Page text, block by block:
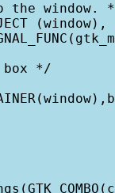
the window.
(window),
*/